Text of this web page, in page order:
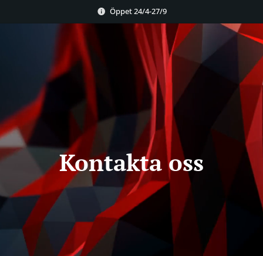
Öppet 24/4-27/9
Kontakta oss